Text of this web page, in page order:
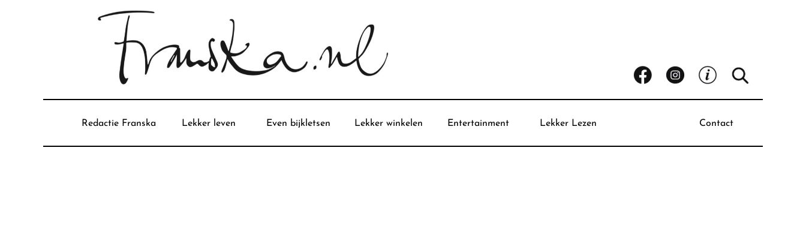
Redactie Franska Lekker leven Even bijkletsen Lekker winkelen Entertainment Lekker Lezen Contact